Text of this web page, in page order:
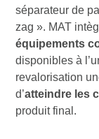
séparateur de
zag ». MAT
équipements
disponibles à
revalorisation
d’atteindre les
produit final.